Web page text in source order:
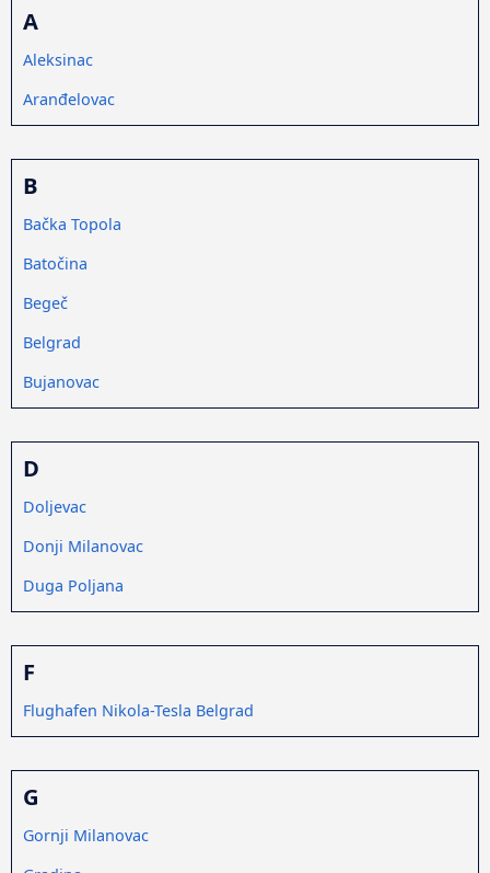
A
Aleksinac
Aranđelovac
B
Bačka Topola
Batočina
Begeč
Belgrad
Bujanovac
D
Doljevac
Donji Milanovac
Duga Poljana
F
Flughafen Nikola-Tesla Belgrad
G
Gornji Milanovac